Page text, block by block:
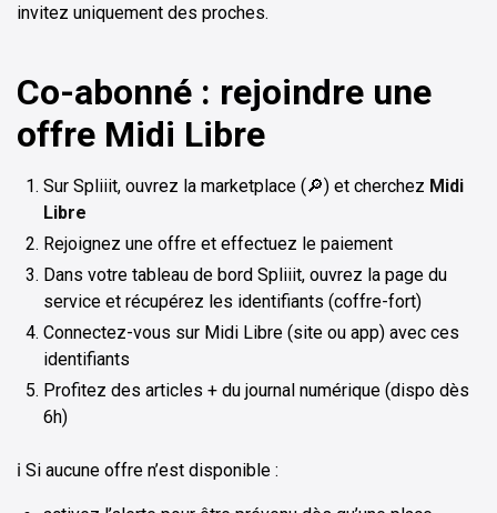
invitez uniquement des proches.
Co-abonné : rejoindre une
offre Midi Libre
Sur Spliiit, ouvrez la marketplace (🔎) et cherchez Midi
Libre
Rejoignez une offre et effectuez le paiement
Dans votre tableau de bord Spliiit, ouvrez la page du
service et récupérez les identifiants (coffre-fort)
Connectez-vous sur Midi Libre (site ou app) avec ces
identifiants
Profitez des articles + du journal numérique (dispo dès
6h)
ℹ️ Si aucune offre n’est disponible :